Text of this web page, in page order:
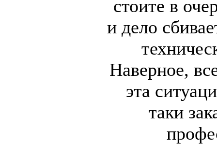
стоите в
и дело
Наверное,
эта
таки